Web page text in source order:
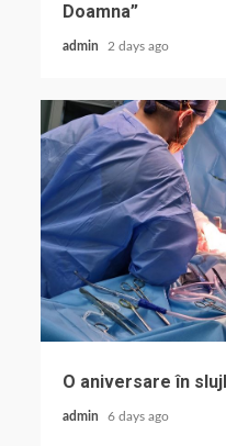
Doamna”
admin 2 days ago
O aniversare în
admin 6 days ago